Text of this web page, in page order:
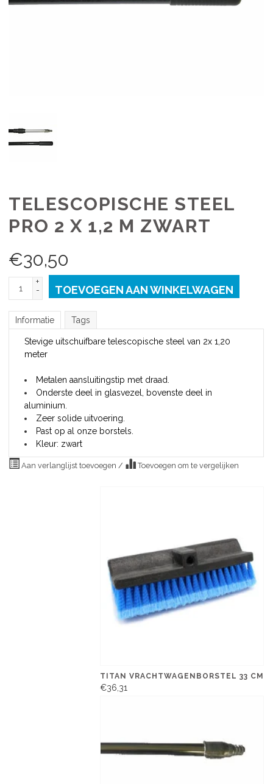
TELESCOPISCHE STEEL
PRO 2 X 1,2 M ZWART
€30,50
+
-
TOEVOEGEN AAN WINKELWAGEN
Informatie Tags
Stevige uitschuifbare telescopische steel van 2x 1,20
meter
Metalen aansluitingstip met draad.
Onderste deel in glasvezel, bovenste deel in
aluminium.
Zeer solide uitvoering.
Past op al onze borstels.
Kleur: zwart
Aan verlanglijst toevoegen / Toevoegen om te vergelijken
TITAN VRACHTWAGENBORSTEL 33 CM
€36,31